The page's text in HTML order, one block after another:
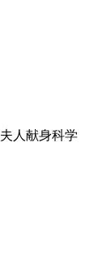
人献身科学